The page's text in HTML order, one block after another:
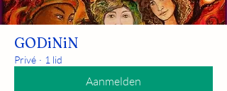
GODiNiN
Privé · 1 lid
Aanmelden